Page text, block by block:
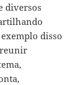
diversos
disso
reunir